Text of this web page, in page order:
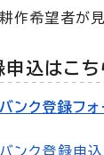
希望者が見
申込はこち
ンク登録フォ
ンク登録申込